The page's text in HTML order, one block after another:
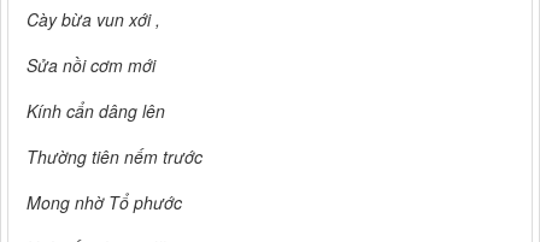
Cày bừa vun xới ,
Sửa nồi cơm mới
Kính cẩn dâng lên
Thường tiên nếm trước
Mong nhờ Tổ phước